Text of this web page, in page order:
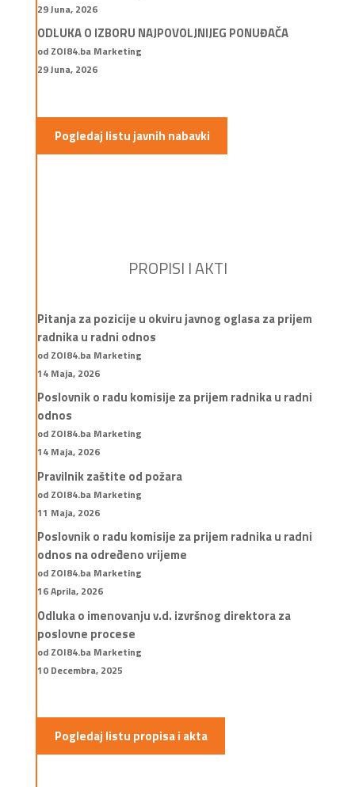
29 Juna, 2026
ODLUKA O IZBORU NAJPOVOLJNIJEG PONUĐAČA
od ZOI84.ba Marketing
29 Juna, 2026
Pogledaj listu javnih nabavki
PROPISI I AKTI
Pitanja za pozicije u okviru javnog oglasa za prijem
radnika u radni odnos
od ZOI84.ba Marketing
14 Maja, 2026
Poslovnik o radu komisije za prijem radnika u radni
odnos
od ZOI84.ba Marketing
14 Maja, 2026
Pravilnik zaštite od požara
od ZOI84.ba Marketing
11 Maja, 2026
Poslovnik o radu komisije za prijem radnika u radni
odnos na određeno vrijeme
od ZOI84.ba Marketing
16 Aprila, 2026
Odluka o imenovanju v.d. izvršnog direktora za
poslovne procese
od ZOI84.ba Marketing
10 Decembra, 2025
Pogledaj listu propisa i akta